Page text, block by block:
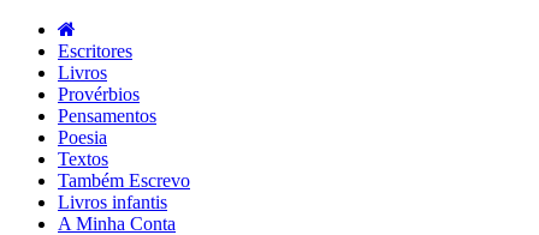
Escritores
Livros
Provérbios
Pensamentos
Poesia
Textos
Também Escrevo
Livros infantis
A Minha Conta